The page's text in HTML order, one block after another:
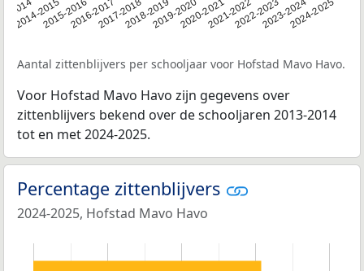
2014
2014-20152015-20162016-20172017-20182018-20192019-20202020-20212021-20222022-20232023-20242024-2025
Aantal zittenblijvers per schooljaar voor Hofstad Mavo Havo.
Voor Hofstad Mavo Havo zijn gegevens over
zittenblijvers bekend over de schooljaren 2013-2014
tot en met 2024-2025.
Percentage zittenblijvers
2024-2025, Hofstad Mavo Havo